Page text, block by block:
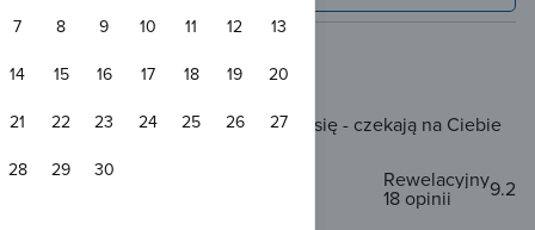
7
8 9 10 11 12
13
14
15 16 17 18 19
20
21
22 23 24 25 26
27
28
29 30
rezerwacji online, ale nie martw się - czekają na Ciebie
9.2
Rewelacyjny
18 opinii